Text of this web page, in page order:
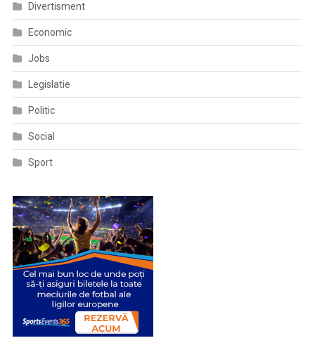
Divertisment
Economic
Jobs
Legislatie
Politic
Social
Sport